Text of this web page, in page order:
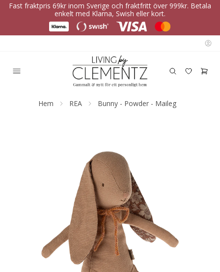
Fast fraktpris 69kr inom Sverige och fraktfritt över 999kr. Betala
enkelt med Klarna, Swish eller kort.
Hem REA Bunny - Powder - Maileg